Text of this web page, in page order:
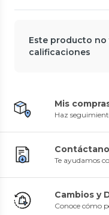
Este producto
calificaciones
Mis
Haz
Te ayudamos
Cambios y
Conoce cómo